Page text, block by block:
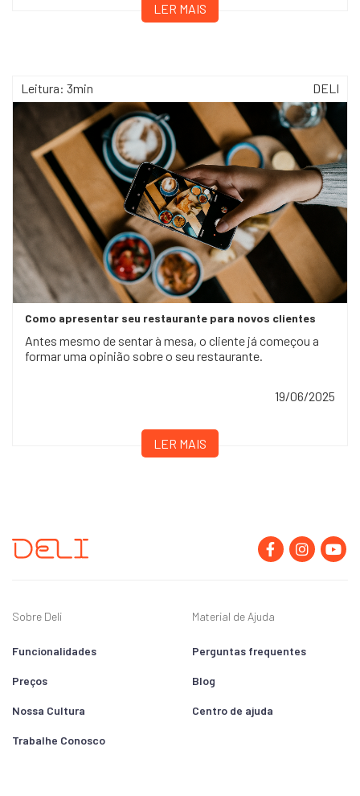
LER MAIS
Leitura: 3min DELI
Como apresentar seu restaurante para novos clientes
Antes mesmo de sentar à mesa, o cliente já começou a
formar uma opinião sobre o seu restaurante.
19/06/2025
LER MAIS
Sobre Deli
Funcionalidades
Preços
Nossa Cultura
Trabalhe Conosco
Material de Ajuda
Perguntas frequentes
Blog
Centro de ajuda